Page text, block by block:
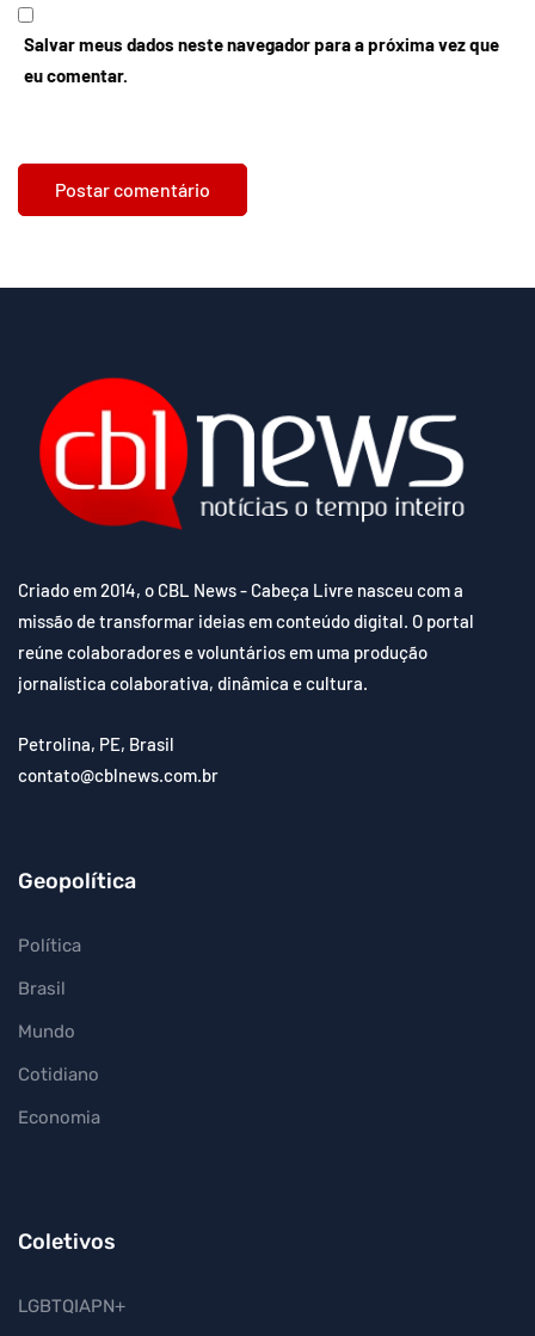
Salvar meus dados neste navegador para a próxima vez que
eu comentar.
Criado em 2014, o CBL News - Cabeça Livre nasceu com a
missão de transformar ideias em conteúdo digital. O portal
reúne colaboradores e voluntários em uma produção
jornalística colaborativa, dinâmica e cultura.
Petrolina, PE, Brasil
contato@cblnews.com.br
Geopolítica
Política
Brasil
Mundo
Cotidiano
Economia
Coletivos
LGBTQIAPN+